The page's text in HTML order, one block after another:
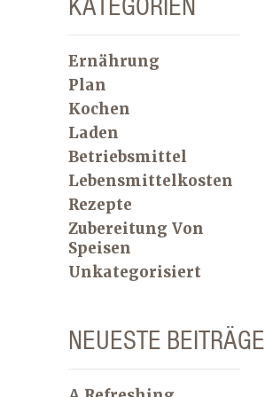
Ernährung
Plan
Kochen
Laden
Betriebsmittel
Lebensmittelkosten
Rezepte
Zubereitung Von
Speisen
Unkategorisiert
NEUESTE BEITRÄGE